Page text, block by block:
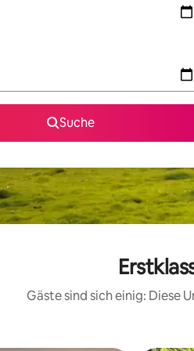
Suche
Gäste sind sich einig: Diese